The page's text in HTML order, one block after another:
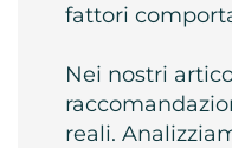
fattori
Nei nostri
reali.